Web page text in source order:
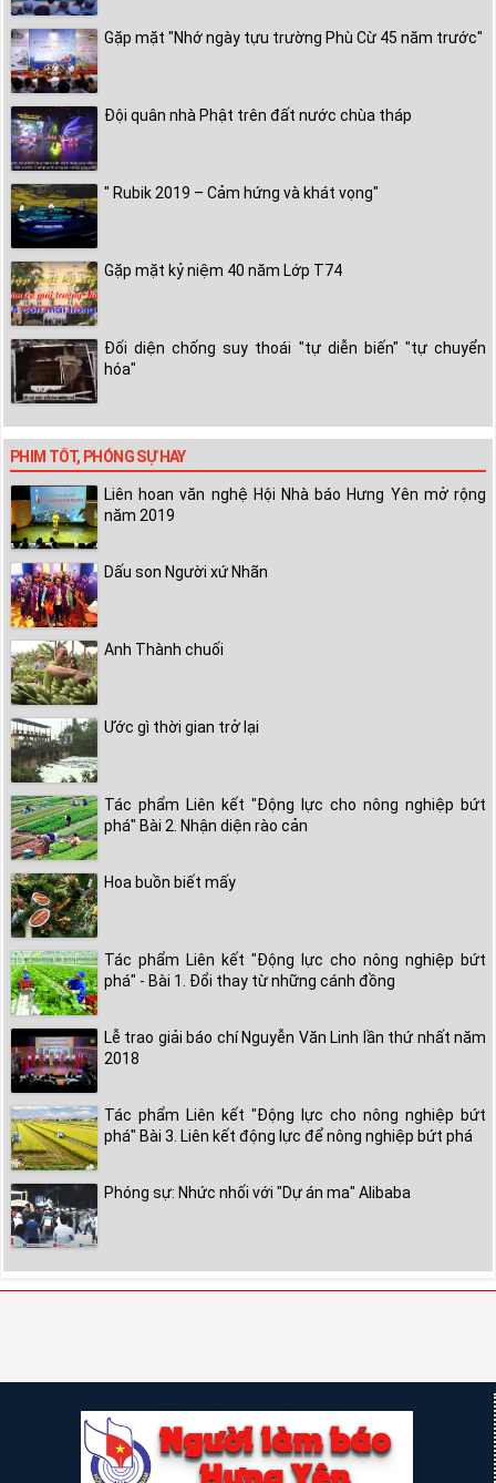
Gặp mặt "Nhớ ngày tựu trường Phù Cừ 45 năm trước"
Đội quân nhà Phật trên đất nước chùa tháp
" Rubik 2019 – Cảm hứng và khát vọng"
Gặp mặt kỷ niệm 40 năm Lớp T74
Đối diện chống suy thoái "tự diễn biến" "tự chuyển
hóa"
PHIM TỐT, PHÓNG SỰ HAY
Liên hoan văn nghệ Hội Nhà báo Hưng Yên mở rộng
năm 2019
Dấu son Người xứ Nhãn
Anh Thành chuối
Ước gì thời gian trở lại
Tác phẩm Liên kết "Động lực cho nông nghiệp bứt
phá" Bài 2. Nhận diện rào cản
Hoa buồn biết mấy
Tác phẩm Liên kết "Động lực cho nông nghiệp bứt
phá" - Bài 1. Đổi thay từ những cánh đồng
Lễ trao giải báo chí Nguyễn Văn Linh lần thứ nhất năm
2018
Tác phẩm Liên kết "Động lực cho nông nghiệp bứt
phá" Bài 3. Liên kết động lực để nông nghiệp bứt phá
Phóng sự: Nhức nhối với "Dự án ma" Alibaba